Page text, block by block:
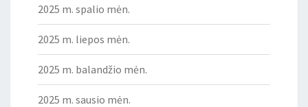
2025 m. spalio mėn.
2025 m. liepos mėn.
2025 m. balandžio mėn.
2025 m. sausio mėn.